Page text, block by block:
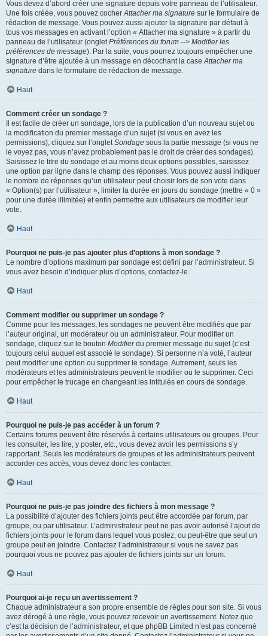
Vous devez d’abord créer une signature depuis votre panneau de l’utilisateur.
Une fois créée, vous pouvez cocherAttacher ma signature sur le formulaire de
rédaction de message. Vous pouvez aussi ajouter la signature par défaut à
tous vos messages en activant l’option « Attacher ma signature » à partir du
panneau de l’utilisateur (ongletPréférences du forum --> Modifier les
préférences de message). Par la suite, vous pourrez toujours empêcher une
signature d’être ajoutée à un message en décochant la caseAttacher ma
signature dans le formulaire de rédaction de message.
Haut
Comment créer un sondage ?
Il est facile de créer un sondage, lors de la publication d’un nouveau sujet ou
la modification du premier message d’un sujet (si vous en avez les
permissions), cliquez sur l’ongletSondage sous la partie message (si vous ne
le voyez pas, vous n’avez probablement pas le droit de créer des sondages).
Saisissez le titre du sondage et au moins deux options possibles, saisissez
une option par ligne dans le champ des réponses. Vous pouvez aussi indiquer
le nombre de réponses qu’un utilisateur peut choisir lors de son vote dans
« Option(s) par l’utilisateur », limiter la durée en jours du sondage (mettre « 0 »
pour une durée illimitée) et enfin permettre aux utilisateurs de modifier leur
vote.
Haut
Pourquoi ne puis-je pas ajouter plus d’options à mon sondage ?
Le nombre d’options maximum par sondage est défini par l’administrateur. Si
vous avez besoin d’indiquer plus d’options, contactez-le.
Haut
Comment modifier ou supprimer un sondage ?
Comme pour les messages, les sondages ne peuvent être modifiés que par
l’auteur original, un modérateur ou un administrateur. Pour modifier un
sondage, cliquez sur le bouton Modifierdu premier message du sujet (c’est
toujours celui auquel est associé le sondage). Si personne n’a voté, l’auteur
peut modifier une option ou supprimer le sondage. Autrement, seuls les
modérateurs et les administrateurs peuvent le modifier ou le supprimer. Ceci
pour empêcher le trucage en changeant les intitulés en cours de sondage.
Haut
Pourquoi ne puis-je pas accéder à un forum ?
Certains forums peuvent être réservés à certains utilisateurs ou groupes. Pour
les consulter, les lire, y poster, etc., vous devez avoir les permissions s’y
rapportant. Seuls les modérateurs de groupes et les administrateurs peuvent
accorder ces accès, vous devez donc les contacter.
Haut
Pourquoi ne puis-je pas joindre des fichiers à mon message ?
La possibilité d’ajouter des fichiers joints peut être accordée par forum, par
groupe, ou par utilisateur. L’administrateur peut ne pas avoir autorisé l’ajout de
fichiers joints pour le forum dans lequel vous postez, ou peut-être que seul un
groupe peut en joindre. Contactez l’administrateur si vous ne savez pas
pourquoi vous ne pouvez pas ajouter de fichiers joints sur un forum.
Haut
Pourquoi ai-je reçu un avertissement ?
Chaque administrateur a son propre ensemble de règles pour son site. Si vous
avez dérogé à une règle, vous pouvez recevoir un avertissement. Notez que
c’est la décision de l’administrateur, et que phpBB Limited n’est pas concerné